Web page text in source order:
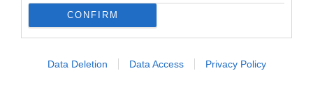
CONFIRM
Data Deletion Data Access Privacy Policy